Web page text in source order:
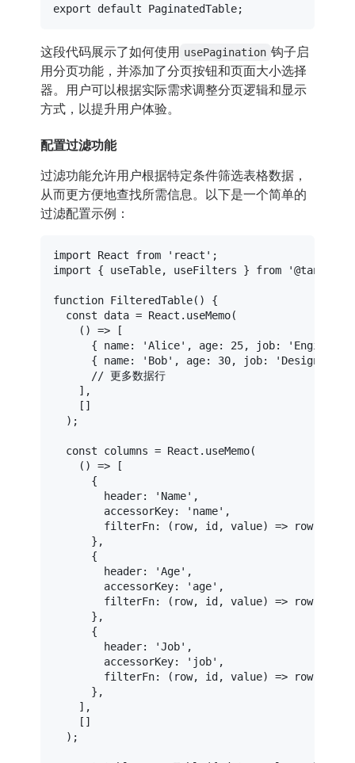
export default PaginatedTable
这段代码展示了如何使用 usePagination 钩子启
用分页功能，并添加了分页按钮和页面大小选择
器。用户可以根据实际需求调整分页逻辑和显示
方式，以提升用户体验。
配置过滤功能
过滤功能允许用户根据特定条件筛选表格数据，
从而更方便地查找所需信息。以下是一个简单的
过滤配置示例：
import React from 'react'
import { useTable, useFilters } from
function FilteredTable( ) {
const data = React . useMemo(
() => [
      {
name: 'Alice' , age: 25, job: 'Engineer'
      {
name: 'Bob' , age: 30, job: 'Designer'
// 更多数据行
    ],
    []
  );
const columns = React . useMemo(
() => [
      {
header: 'Name' ,
accessorKey: 'name' ,
filterFn: ( row, id, value) => row.
      },
      {
header: 'Age' ,
accessorKey: 'age' ,
filterFn: ( row, id, value) => row.
      },
      {
header: 'Job' ,
accessorKey: 'job' ,
filterFn: ( row, id, value) => row.
      },
    ],
    []
  );